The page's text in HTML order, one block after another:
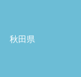
秋田県